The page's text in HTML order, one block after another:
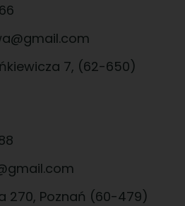
7, (62-650)
270, Poznań (60-479)